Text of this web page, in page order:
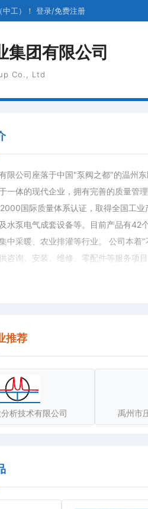
工）！ 登录/免费注册
集团有限公司
Co., Ltd
限公司座落于中国"泵阀之都"的温州
一体的现代企业，拥有完善的质量管
国际质量体系认证，取得全国工业
水泵电气成套设备等。目前产品有
中采暖、农业排灌等行业。 公司本
咨询、安装、维修、零配件等服务项
推荐
分析技术有限公司 禹州市